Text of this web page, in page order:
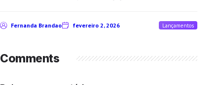
Fernanda Brandao fevereiro 2, 2026 Lançamentos
Comments